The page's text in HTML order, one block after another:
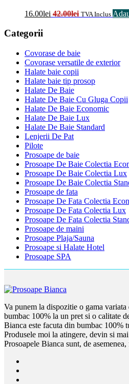
16.00lei 42.00lei TVA Inclus
Categorii
Covorase de baie
Covorase versatile de exterior
Halate baie copii
Halate baie tip prosop
Halate De Baie
Halate De Baie Cu Gluga Copii
Halate De Baie Economic
Halate De Baie Lux
Halate De Baie Standard
Lenjerii De Pat
Pilote
Prosoape de baie
Prosoape De Baie Colectia
Prosoape De Baie Colectia Lux
Prosoape De Baie Colectia
Prosoape de fata
Prosoape De Fata Colectia
Prosoape De Fata Colectia Lux
Prosoape De Fata Colectia
Prosoape de maini
Prosoape Plaja/Sauna
Prosoape si Halate Hotel
Prosoape SPA
Va punem la dispozitie o gama
bumbac 100% la un pret si o calitate
Bianca este facuta din bumbac 100%
Produsele moi la atingere, devin si
Prosoapele Bianca sunt, de